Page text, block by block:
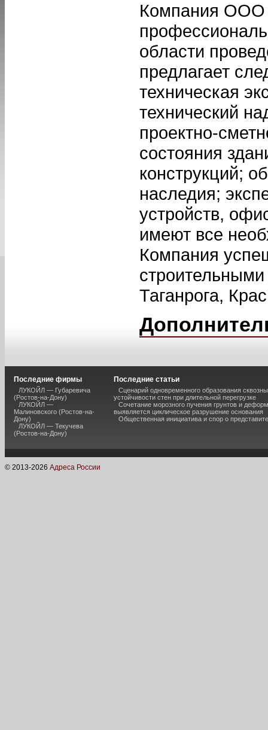
Компания ООО
области
предлагает
техническая
технический
проектно-
состояния
конструкций;
наследия;
устройств,
имеют все
Компания
Таганрога,
Последние фирмы
ЛУКОЙЛ — Губаревича
(Ростов-на-Дону)
ЛУКОЙЛ —
Малиновского (Ростов-на-
Дону)
ЛУКОЙЛ — Текучева
(Ростов-на-Дону)
Последние статьи
Сценарий одновременного образования
устойчивости стен при длительной перегрузке
Сочетание морозного пучения грунтов и
выявляется циклическое разрушение основания
Общественная инициатива и спор о
© 2013-2026 Адреса России